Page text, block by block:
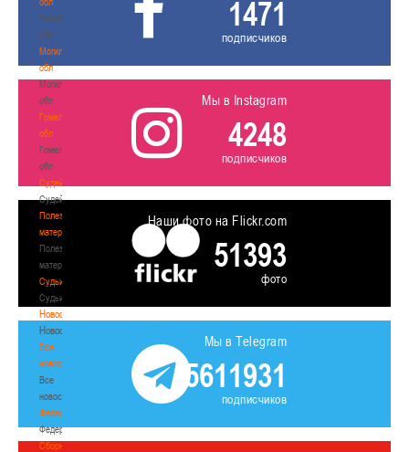
Витебская
обл
Могилевская
обл
Могилевская
обл
Гомельская
обл
Гомельская
обл
Судейство
Судейство
Полезные
материалы
Полезные
материалы
Судьи
Судьи
Новости
Новости
Все
новости
Все
новости
Федерация
Федерация
Сборные
1471
подписчиков
Мы в Instagram
4248
подписчиков
Наши фото на Flickr.com
51393
фото
Мы в Telegram
5611931
подписчиков